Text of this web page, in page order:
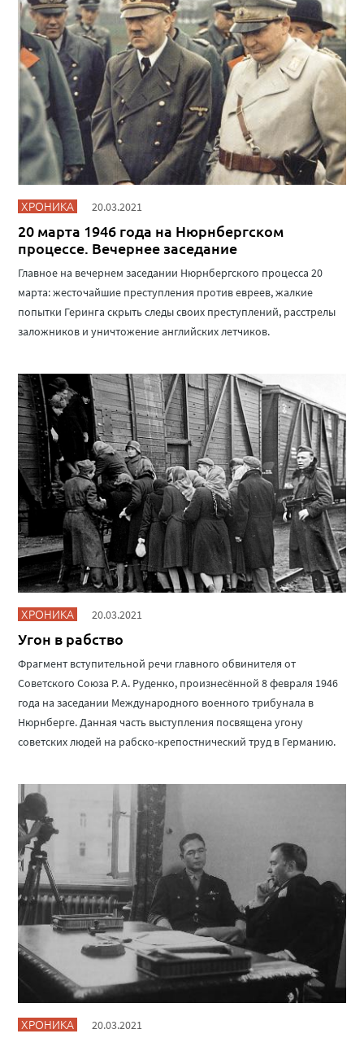
ХРОНИКА 20.03.2021
20 марта 1946 года на Нюрнбергском
процессе. Вечернее заседание
Главное на вечернем заседании Нюрнбергского процесса 20
марта: жесточайшие преступления против евреев, жалкие
попытки Геринга скрыть следы своих преступлений, расстрелы
заложников и уничтожение английских летчиков.
ХРОНИКА 20.03.2021
Угон в рабство
Фрагмент вступительной речи главного обвинителя от
Советского Союза Р. А. Руденко, произнесённой 8 февраля 1946
года на заседании Международного военного трибунала в
Нюрнберге. Данная часть выступления посвящена угону
советских людей на рабско-крепостнический труд в Германию.
ХРОНИКА 20.03.2021